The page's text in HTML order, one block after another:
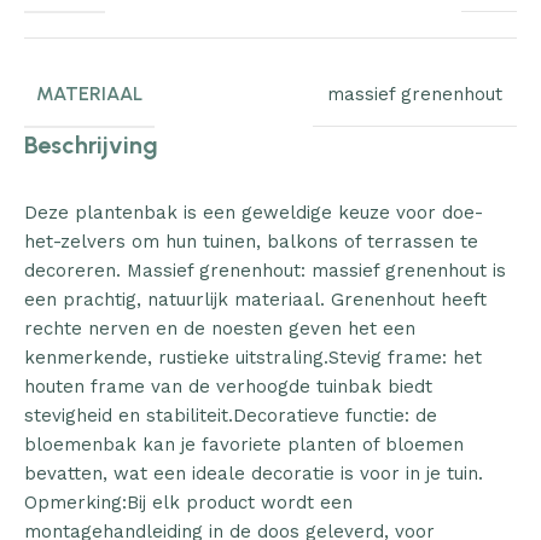
MATERIAAL massief grenenhout
Beschrijving
Deze plantenbak is een geweldige keuze voor doe-
het-zelvers om hun tuinen, balkons of terrassen te
decoreren. Massief grenenhout: massief grenenhout is
een prachtig, natuurlijk materiaal. Grenenhout heeft
rechte nerven en de noesten geven het een
kenmerkende, rustieke uitstraling.Stevig frame: het
houten frame van de verhoogde tuinbak biedt
stevigheid en stabiliteit.Decoratieve functie: de
bloemenbak kan je favoriete planten of bloemen
bevatten, wat een ideale decoratie is voor in je tuin.
Opmerking:Bij elk product wordt een
montagehandleiding in de doos geleverd, voor